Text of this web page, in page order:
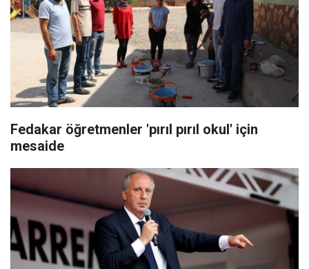
Fedakar öğretmenler 'pırıl pırıl okul' için
mesaide